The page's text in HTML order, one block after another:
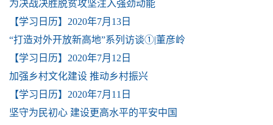
为决战决胜脱贫攻坚注入强劲动能
【学习日历】2020年7月13日
“打造对外开放新高地”系列访谈①|董彦岭
【学习日历】2020年7月12日
加强乡村文化建设 推动乡村振兴
【学习日历】2020年7月11日
坚守为民初心 建设更高水平的平安中国